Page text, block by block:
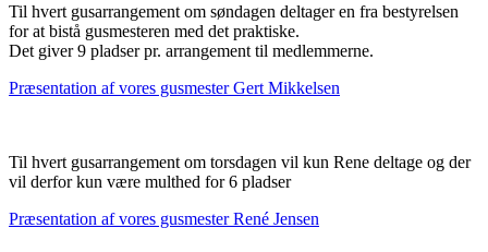
Til hvert gusarrangement om søndagen deltager en fra bestyrelsen
for at bistå gusmesteren med det praktiske.
Det giver 9 pladser pr. arrangement til medlemmerne.
Præsentation af vores gusmester Gert Mikkelsen
Til hvert gusarrangement om torsdagen vil kun Rene deltage og der
vil derfor kun være multhed for 6 pladser
Præsentation af vores gusmester René Jensen